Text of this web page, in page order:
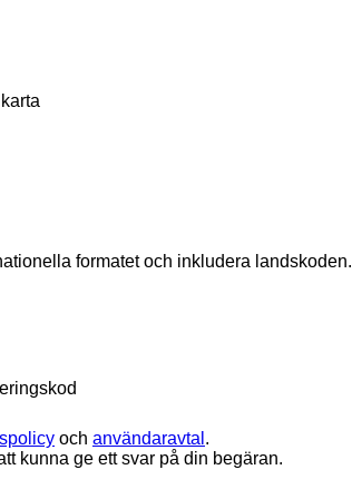
formatet och inkludera landskoden.
och användaravtal .
kunna ge ett svar på din begäran.